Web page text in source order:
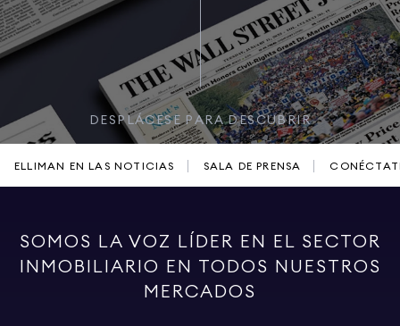
DESPLÁCESE PARA DESCUBRIR
ELLIMAN EN LAS NOTICIAS SALA DE PRENSA
SOMOS LA VOZ LÍDER EN EL SECTOR
INMOBILIARIO EN TODOS NUESTROS
MERCADOS